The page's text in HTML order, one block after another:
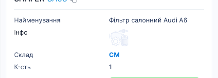
Найменування
Фільтр салонний Audi A6
Інфо
Склад
СМ
К-cть
1